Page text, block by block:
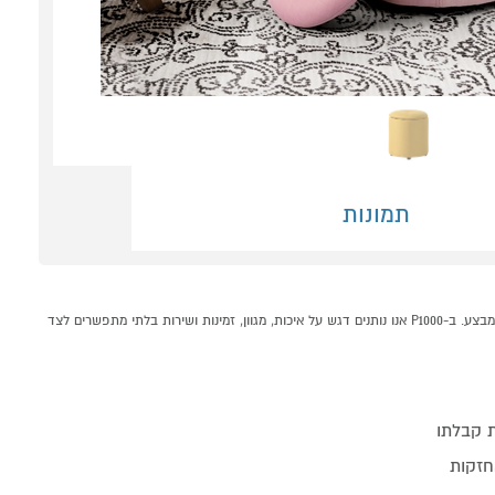
תמונות
הדום אחסון דגם WHAKAMARU מבית HOMAX קונים אונליין בקטגוריית הדומים במחלקת עיצוב הבית בP1000 - אתר קניות ישראלי בטוח, משתלם ונוח המציע מוצרים מומלצים במבצע. ב-P1000 אנו נותנים דגש על איכות, מגוון, זמינות ושירות בלתי מתפשרים לצד
קבלתו